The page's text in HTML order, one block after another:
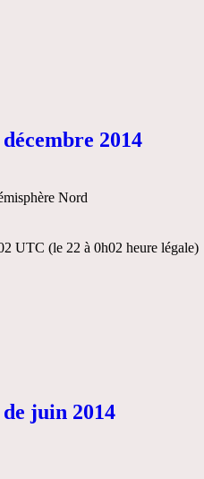
2014
Nord
UTC (le 22 à 0h02 heure légale)
juin 2014